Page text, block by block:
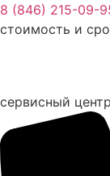
Перейти
к
8 (846) 215-09-
стоимость и
сервисный центр